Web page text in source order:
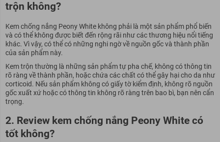
trộn không?
Kem chống nắng Peony White không phải là một sản phẩm phổ biến
và có thể không được biết đến rộng rãi như các thương hiệu nổi tiếng
khác. Vì vậy, có thể có những nghi ngờ về nguồn gốc và thành phần
của sản phẩm này.
Kem trộn thường là những sản phẩm tự pha chế, không có thông tin
rõ ràng về thành phần, hoặc chứa các chất có thể gây hại cho da như
corticoid. Nếu sản phẩm không có giấy tờ kiểm định, không rõ nguồn
gốc xuất xứ hoặc có thông tin không rõ ràng trên bao bì, bạn nên cẩn
trọng.
2. Review kem chống nắng Peony White có
tốt không?